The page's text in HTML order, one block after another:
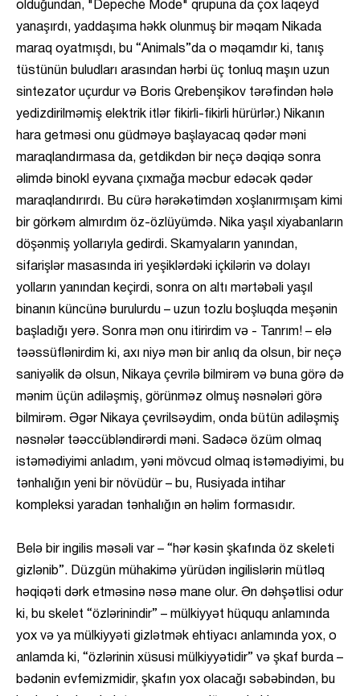
olduğundan, "Depeche Mode" qrupuna da çox laqeyd
yanaşırdı, yaddaşıma həkk olunmuş bir məqam Nikada
maraq oyatmışdı, bu “Animals”da o məqamdır ki, tanış
tüstünün buludları arasından hərbi üç tonluq maşın uzun
sintezator uçurdur və Boris Qrebenşikov tərəfindən hələ
yedizdirilməmiş elektrik itlər fikirli-fikirli hürürlər.) Nikanın
hara getməsi onu güdməyə başlayacaq qədər məni
maraqlandırmasa da, getdikdən bir neçə dəqiqə sonra
əlimdə binokl eyvana çıxmağa məcbur edəcək qədər
maraqlandırırdı. Bu cürə hərəkətimdən xoşlanırmışam kimi
bir görkəm almırdım öz-özlüyümdə. Nika yaşıl xiyabanların
döşənmiş yollarıyla gedirdi. Skamyaların yanından,
sifarişlər masasında iri yeşiklərdəki içkilərin və dolayı
yolların yanından keçirdi, sonra on altı mərtəbəli yaşıl
binanın küncünə burulurdu – uzun tozlu boşluqda meşənin
başladığı yerə. Sonra mən onu itirirdim və - Tanrım! – elə
təəssüflənirdim ki, axı niyə mən bir anlıq da olsun, bir neçə
saniyəlik də olsun, Nikaya çevrilə bilmirəm və buna görə də
mənim üçün adiləşmiş, görünməz olmuş nəsnələri görə
bilmirəm. Əgər Nikaya çevrilsəydim, onda bütün adiləşmiş
nəsnələr təəccübləndirərdi məni. Sadəcə özüm olmaq
istəmədiyimi anladım, yəni mövcud olmaq istəmədiyimi, bu
tənhalığın yeni bir növüdür – bu, Rusiyada intihar
kompleksi yaradan tənhalığın ən həlim formasıdır.
Belə bir ingilis məsəli var – “hər kəsin şkafında öz skeleti
gizlənib”. Düzgün mühakimə yürüdən ingilislərin mütləq
həqiqəti dərk etməsinə nəsə mane olur. Ən dəhşətlisi odur
ki, bu skelet “özlərinindir” – mülkiyyət hüququ anlamında
yox və ya mülkiyyəti gizlətmək ehtiyacı anlamında yox, o
anlamda ki, “özlərinin xüsusi mülkiyyətidir” və şkaf burda –
bədənin evfemizmidir, şkafın yox olacağı səbəbindən, bu